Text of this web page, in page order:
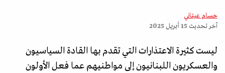
حسام عيتاني
آخر تحديث 15 أبريل 2025
ليست كثيرة الاعتذارات التي تقدم بها القادة السياسيون
والعسكريون اللبنانيون إلى مواطنيهم عما فعل الأولون